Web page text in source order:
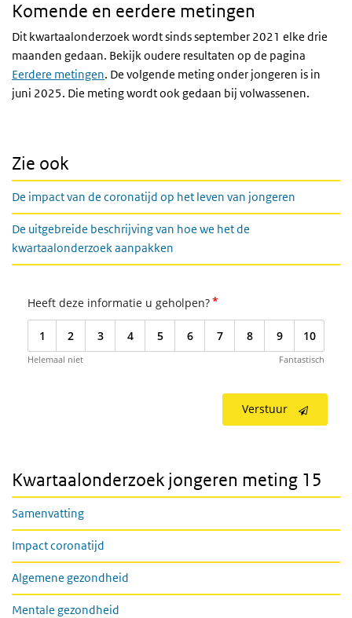
Komende en eerdere metingen
Dit kwartaalonderzoek wordt sinds september 2021 elke drie
maanden gedaan. Bekijk oudere resultaten op de pagina
Eerdere metingen. De volgende meting onder jongeren is in
juni 2025. Die meting wordt ook gedaan bij volwassenen.
Zie ook
De impact van de coronatijd op het leven van jongeren
De uitgebreide beschrijving van hoe we het de
kwartaalonderzoek aanpakken
Heeft deze informatie u geholpen?*
1 2 3 4 5 6 7 8 9 10
Helemaal niet Fantastisch
Verstuur
Kwartaalonderzoek jongeren meting 15
Samenvatting
Impact coronatijd
Algemene gezondheid
Mentale gezondheid